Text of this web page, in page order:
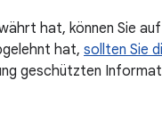
hat, können Sie
hat, sollten Sie
geschützten